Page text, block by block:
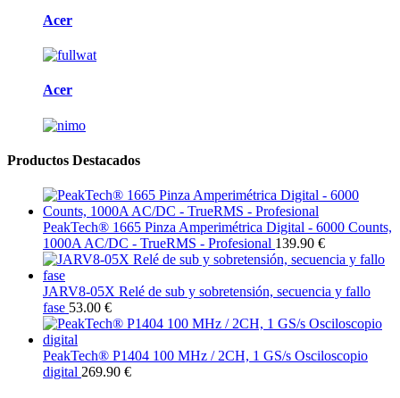
Acer
Acer
Productos Destacados
PeakTech® 1665 Pinza Amperimétrica Digital - 6000 Counts,
1000A AC/DC - TrueRMS - Profesional 139.90 €
JARV8-05X Relé de sub y sobretensión, secuencia y fallo
fase 53.00 €
PeakTech® P1404 100 MHz / 2CH, 1 GS/s Osciloscopio
digital 269.90 €